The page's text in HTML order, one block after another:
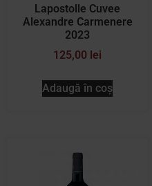
Lapostolle Cuvee
Alexandre Carmenere
2023
125,00 lei
Adaugă în coș